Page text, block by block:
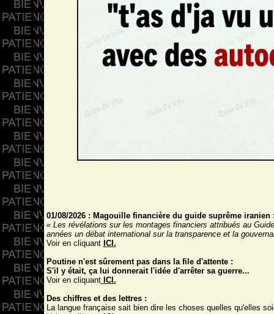
01/08/2026 : Magouille financière du guide suprême iranien
« Les révélations sur les montages financiers attribués au
années un débat international sur la transparence et la
Voir en cliquant ICI.
Poutine n'est sûrement pas dans la file d'attente :
S'il y était, ça lui donnerait l'idée d'arrêter sa guerre...
Voir en cliquantICI.
Des chiffres et des lettres :
La langue française sait bien dire les choses quelles qu'elles